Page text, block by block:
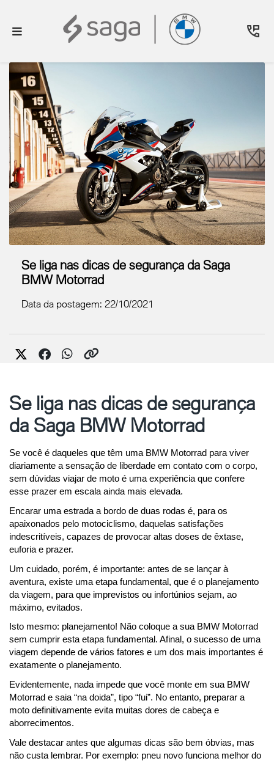
Se liga nas dicas de segurança da Saga
BMW Motorrad
Data da postagem: 22/10/2021
Se liga nas dicas de segurança
da Saga BMW Motorrad
Se você é daqueles que têm uma BMW Motorrad para viver
diariamente a sensação de liberdade em contato com o corpo,
sem dúvidas viajar de moto é uma experiência que confere
esse prazer em escala ainda mais elevada.
Encarar uma estrada a bordo de duas rodas é, para os
apaixonados pelo motociclismo, daquelas satisfações
indescritíveis, capazes de provocar altas doses de êxtase,
euforia e prazer.
Um cuidado, porém, é importante: antes de se lançar à
aventura, existe uma etapa fundamental, que é o planejamento
da viagem, para que imprevistos ou infortúnios sejam, ao
máximo, evitados.
Isto mesmo: planejamento! Não coloque a sua BMW Motorrad
sem cumprir esta etapa fundamental. Afinal, o sucesso de uma
viagem depende de vários fatores e um dos mais importantes é
exatamente o planejamento.
Evidentemente, nada impede que você monte em sua BMW
Motorrad e saia “na doida”, tipo “fui”. No entanto, preparar a
moto definitivamente evita muitas dores de cabeça e
aborrecimentos.
Vale destacar antes que algumas dicas são bem óbvias, mas
não custa lembrar. Por exemplo: pneu novo funciona melhor do